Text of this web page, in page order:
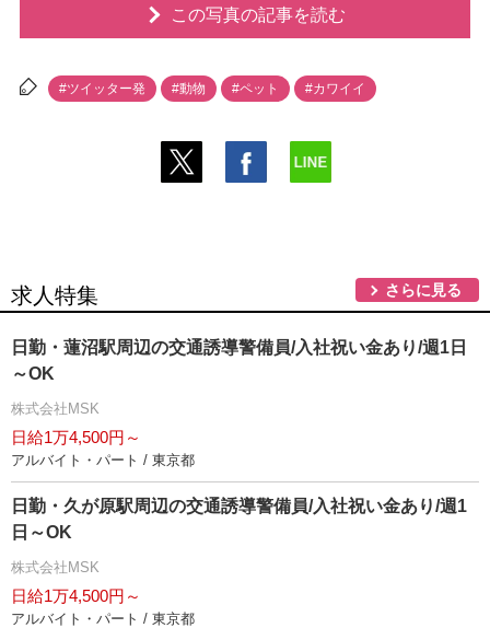
この写真の記事を読む
#ツイッター発 #動物 #ペット #カワイイ
求人特集 さらに見る
日勤・蓮沼駅周辺の交通誘導警備員/入社祝い金あり/週1日
～OK
株式会社MSK
日給1万4,500円～
アルバイト・パート / 東京都
日勤・久が原駅周辺の交通誘導警備員/入社祝い金あり/週1
日～OK
株式会社MSK
日給1万4,500円～
アルバイト・パート / 東京都